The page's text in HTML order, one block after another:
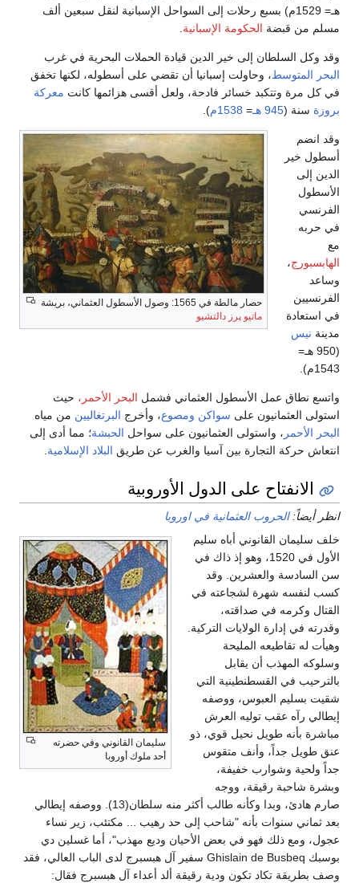
هـ= 1529م) بسبع رحلات إلى السواحل الإسبانية لنقل سبعين ألف
مسلم من قبضة الحكومة الإسبانية
وقد وكل السلطان إلى خير الدين قيادة الحملات البحرية في غرب
البحر المتوسط، وحاولت إسبانيا أن تقضي على أسطوله، لكنها تخفق
في كل مرة وتتكبد خسائر فادحة، ولعل أقسى هزائمها كانت معركة
بروزة سنة (945 هـ = 1538م ).
حصار مالطة في 1565: وصول الأسطول العثماني، بريشة
ماتيو پرز دالتشيو
وقد انضم
أسطول خير
الدين إلى
الأسطول
الفرنسي
في حربه
مع
الهابسبورج،
وساعد
الفرنسيين
في استعادة
مدينة نيس
(950 هـ=
1543م).
واتسع نطاق عمل الأسطول العثماني فشمل البحر الأحمر، حيث
استولى العثمانيون على سواكن ومصوع، وأخرج البرتغاليين من مياه
البحر الأحمر ، واستولى العثمانيون على سواحل الحبشة؛ مما أدى إلى
انتعاش حركة التجارة بين آسيا والغرب عن طريق البلاد الإسلامية
الانفتاح على الدول الأوروبية
انظر أيضاً:الحروب العثمانية في اوروبا
سليمان القانوني وفي حضرته
أحد ملوك أوروبا
خلف سليمان القانوني أباه سليم
الأول في 1520، وهو إذ ذاك في
سن السادسة والعشرين. وقد
كسب لنفسه شهرة لشجاعته في
القتال وكرمه في صداقته،
وقدرته في إدارة الولايات التركية.
وهيأت له تقاطيعه المليحة
وسلوكه المهذب أن يقابل
بالترحيب في القسطنطينية التي
شقيت بسليم العبوس، ووصفه
إيطالي رآه عقب توليه العرش
مباشرة بأنه طويل نحيل قوي، ذو
عنق طويل جداً، وأنف متقوس
جداً ولحية وشوارب خفيفة،
وبشرة شاحبة رقيقة، ووجه
صارم هادئ، وبدا وكأنه طالب أكثر منه سلطان(13). ووصفه إيطالي
بعد ثماني سنوات بأنه "شاحب إلى حد رهيب ... مكتئب، زير نساء
عجول، ومع ذلك فهو في بعض الأحيان وديع مهذب"، أما غسلين دي
بوسبك Ghislain de Busbeq سفير آل هبسبرج لدى الباب العالي، فقد
وصف بطريقة تكاد تكون ودية رقيقة ألد أعداء آل هبسبرج فقال: